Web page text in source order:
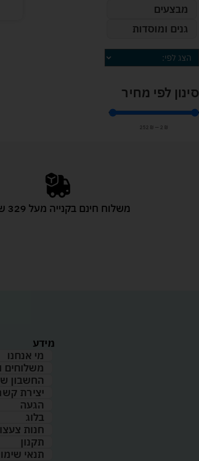
מבצעים
גנים ומוסדות
סינון לפי מחיר
₪
2
—
₪
252
משלוח חינם בקנייה מעל 329 ש"ח
מידע
מי אנחנו
משלוחים
החשבון
יצירת
הגעה
בלוג
חנות
תקנון
תנאי